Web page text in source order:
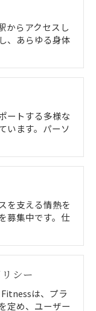
からアクセスし
、あらゆる身体
ートする多様な
います。パーソ
を支える情熱を
募集中です。仕
シー
は、プラ
定め、ユーザー